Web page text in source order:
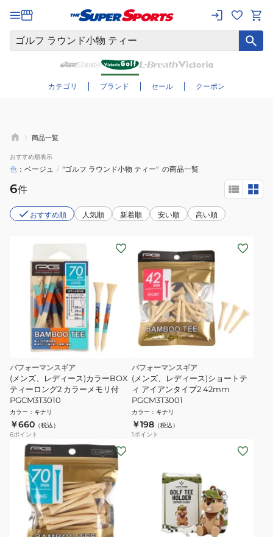
カテゴリ ブランド セール クーポン
さらに絞り込む
商品一覧
おすすめ順表示
色 ベージュ / "ゴルフ ラウンド小物 ティー" の商品一覧
6件
おすすめ順 人気順 新着順 安い順 高い順
パフォーマンスギア
(メンズ、レディース)カラーBOX
ティーロング2 カラーメモリ付
PGCM3T3010
カラー ： キナリ
￥660 （税込）
6ポイント
パフォーマンスギア
(メンズ、レディース)ショートテ
ィ アイアンタイプ2 42mm
PGCM3T3001
カラー ： キナリ
￥198 （税込）
1ポイント